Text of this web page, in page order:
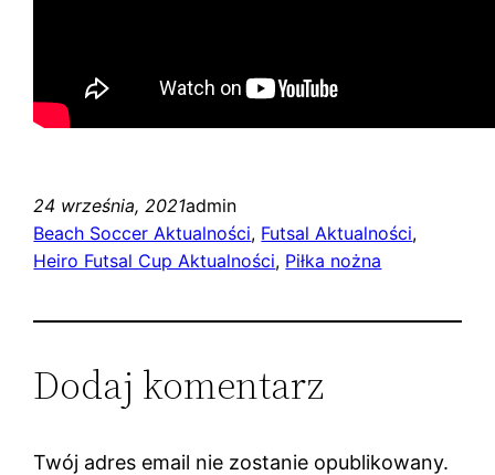
24 września, 2021admin
Beach Soccer Aktualności, Futsal Aktualności
Heiro Futsal Cup Aktualności, Piłka nożna
Dodaj komentarz
Twój adres email nie zostanie opublikowany.